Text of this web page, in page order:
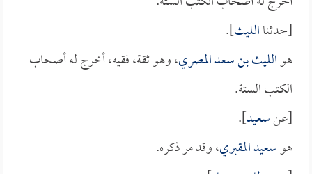
[حدثناالليث].
هوالليث بن سعد المصري، وهو ثقة، فقيه، أخرج له أصحاب
الكتب الستة.
[عنسعيد].
هوسعيد المقبري، وقد مر ذكره.